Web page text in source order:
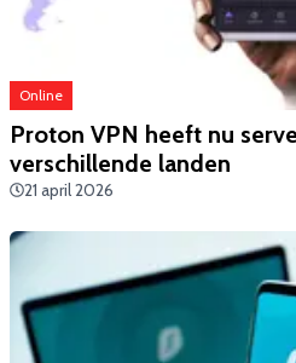
Online
Proton VPN heeft nu
verschillende landen
21 april 2026